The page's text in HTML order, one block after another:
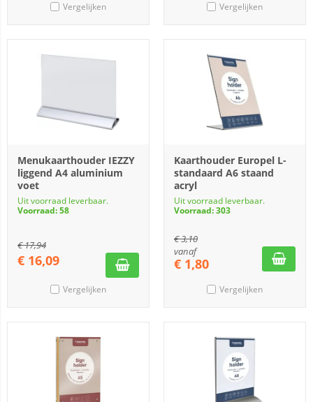
Vergelijken Vergelijken
Menukaarthouder IEZZY
liggend A4 aluminium
voet
Uit voorraad leverbaar.
Voorraad: 58
€17,94
€ 16,09
Vergelijken
Kaarthouder Europel L-
standaard A6 staand
acryl
Uit voorraad leverbaar.
Voorraad: 303
€3,10
vanaf
€ 1,80
Vergelijken